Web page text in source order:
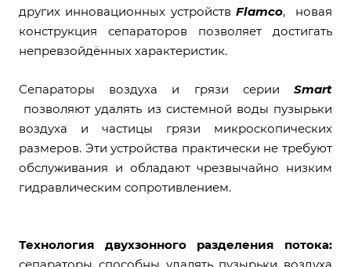
других инновационных устройствFlamco, новая
конструкция сепараторов позволяет достигать
непревзойдённых характеристик.
Сепараторы воздуха и грязи серии Smart
позволяют удалять из системной воды пузырьки
воздуха и частицы грязи микроскопических
размеров. Эти устройства практически не требуют
обслуживания и обладают чрезвычайно низким
гидравлическим сопротивлением.
Технология двухзонного разделения потока: